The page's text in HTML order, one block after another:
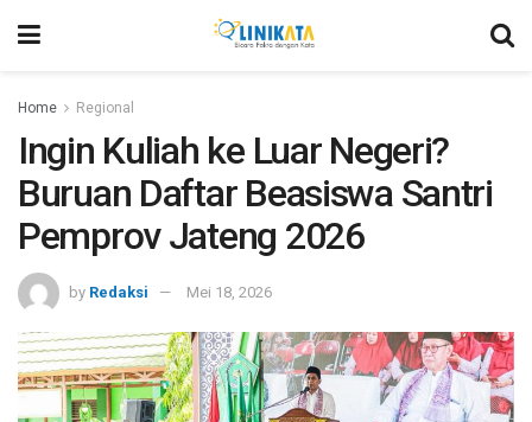
Home Regional
Ingin Kuliah ke Luar Negeri?
Buruan Daftar Beasiswa Santri
Pemprov Jateng 2026
by Redaksi Mei 18, 2026